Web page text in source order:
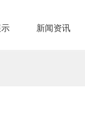
新闻资讯